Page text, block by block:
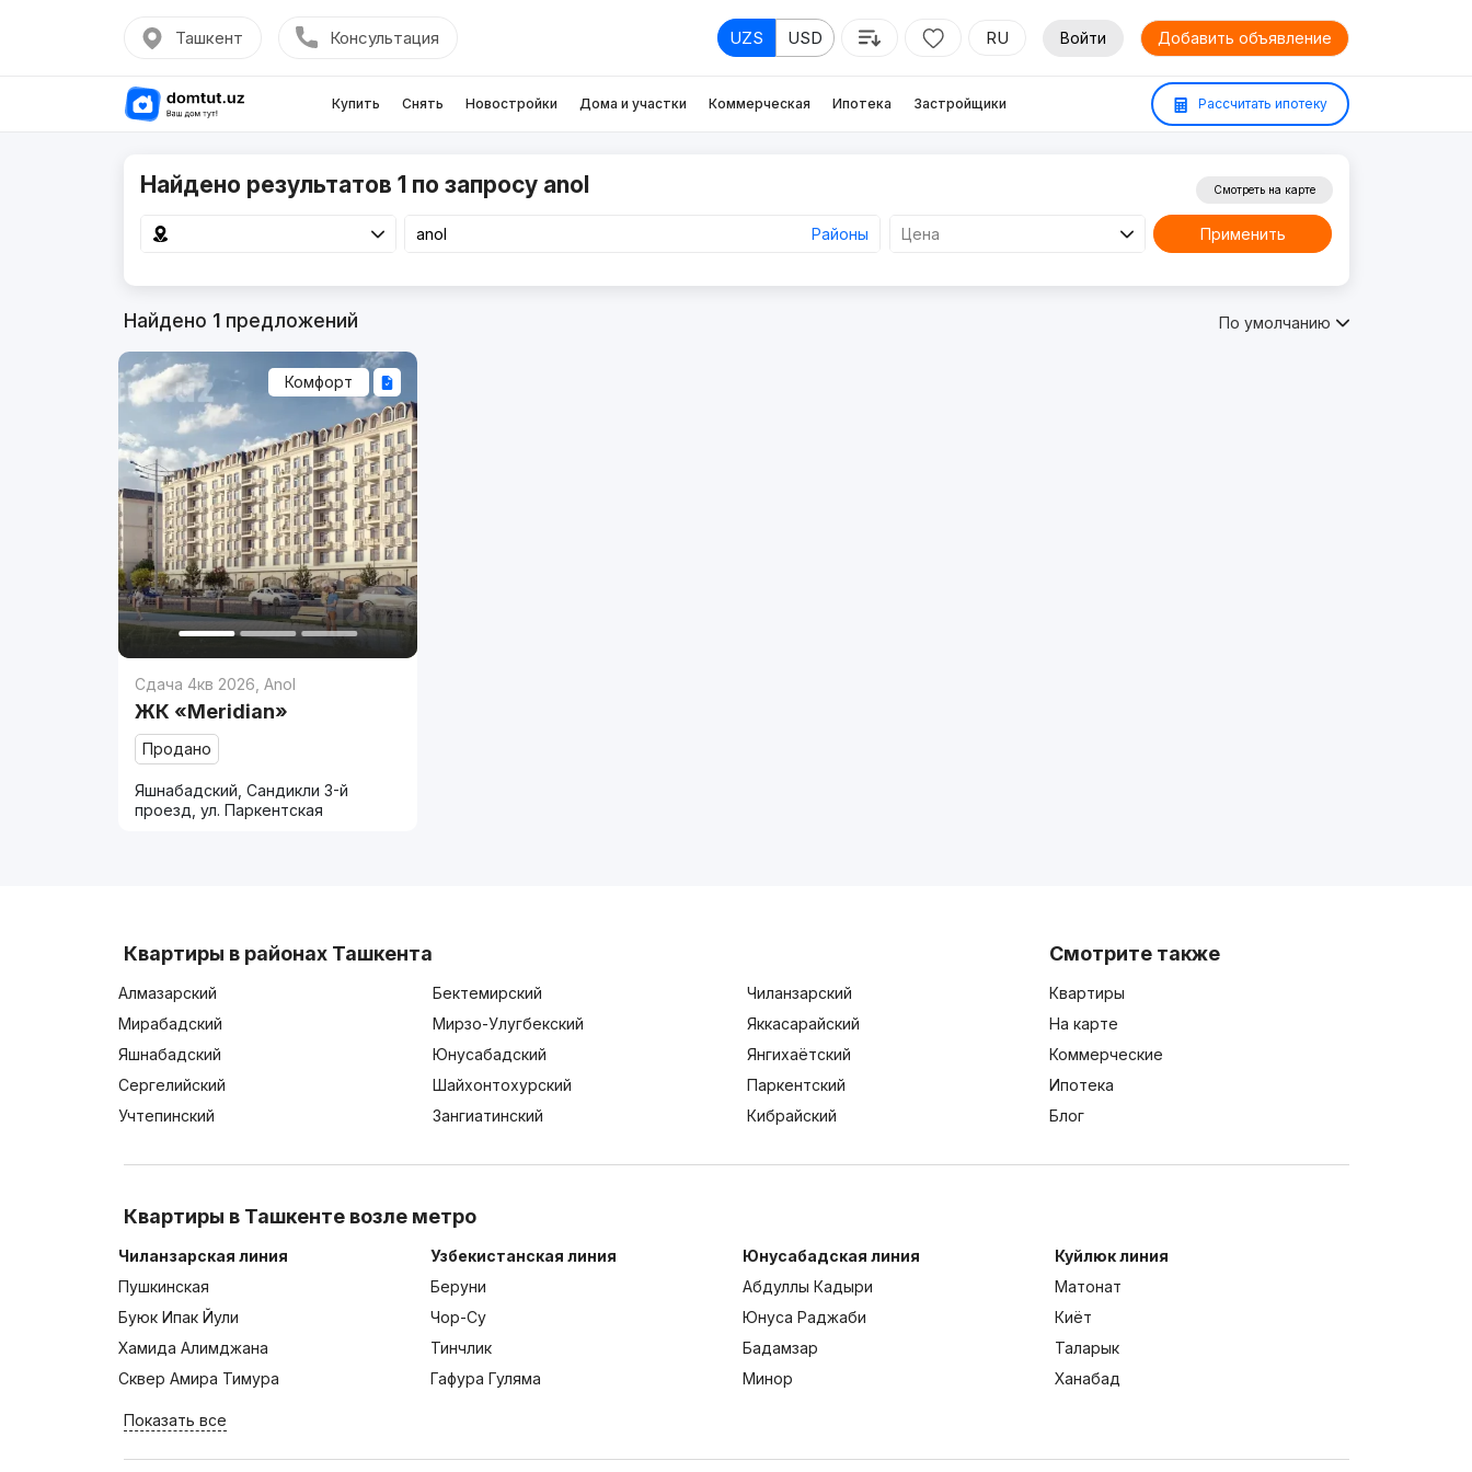
Ташкент Консультация UZS USD RU Войти Добавить объявление
Купить Снять Новостройки Дома и участки Коммерческая Ипотека Застройщики Рассчитать ипотеку
Найдено результатов 1 по запросу anol
Районы Цена
Смотреть на карте
Применить
Найдено 1предложений По умолчанию
Комфорт
Сдача 4кв 2026 ,Anol
ЖК «Meridian»
Продано
Яшнабадский, Сандикли 3-й
проезд, ул. Паркентская
Квартиры в районах Ташкента
Алмазарский Бектемирский
Чиланзарский
Мирабадский
Мирзо-Улугбекский
Яккасарайский
Яшнабадский
Юнусабадский
Янгихаётский
Сергелийский
Шайхонтохурский
Паркентский
Учтепинский
Зангиатинский Кибрайский
Смотрите также
Квартиры
На карте
Коммерческие
Ипотека
Блог
Квартиры в Ташкенте возле метро
Чиланзарская линия
Пушкинская
Буюк Ипак Йули
Хамида Алимджана
Сквер Амира Тимура
Узбекистанская линия
Беруни
Чор-Су
Тинчлик
Гафура Гуляма
Юнусабадская линия
Абдуллы Кадыри
Юнуса Раджаби
Бадамзар
Минор
Куйлюк линия
Матонат
Киёт
Таларык
Ханабад
Показать все